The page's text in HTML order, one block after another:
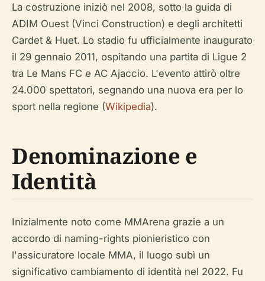
La costruzione iniziò nel 2008, sotto la guida di
ADIM Ouest (Vinci Construction) e degli architetti
Cardet & Huet. Lo stadio fu ufficialmente inaugurato
il 29 gennaio 2011, ospitando una partita di Ligue 2
tra Le Mans FC e AC Ajaccio. L'evento attirò oltre
24.000 spettatori, segnando una nuova era per lo
sport nella regione (Wikipedia).
Denominazione e
Identità
Inizialmente noto come MMArena grazie a un
accordo di naming-rights pionieristico con
l'assicuratore locale MMA, il luogo subì un
significativo cambiamento di identità nel 2022. Fu